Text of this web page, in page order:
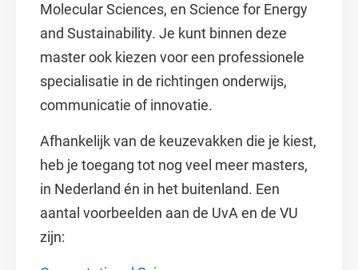
Molecular Sciences, en Science for Energy
and Sustainability. Je kunt binnen deze
master ook kiezen voor een professionele
specialisatie in de richtingen onderwijs,
communicatie of innovatie.
Afhankelijk van de keuzevakken die je kiest,
heb je toegang tot nog veel meer masters,
in Nederland én in het buitenland. Een
aantal voorbeelden aan de UvA en de VU
zijn: